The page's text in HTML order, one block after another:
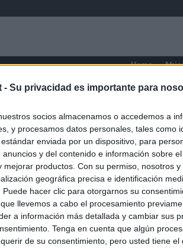
- Su privacidad es importante para
socios almacenamos o accedemos a
y procesamos datos personales, tales como
enviada por un dispositivo, para
anuncios y del contenido e información sobre
mejorar productos. Con su permiso, nosotros
geográfica precisa e identificación
Puede hacer clic para otorgarnos su
llevemos a cabo el procesamiento
a información más detallada y cambiar sus
Tenga en cuenta que algún
de su consentimiento, pero usted tiene
Home